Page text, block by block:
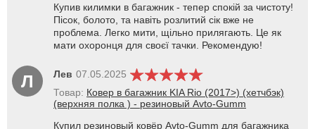
Купив килимки в багажник - тепер спокій за чистоту!
Пісок, болото, та навіть розлитий сік вже не
проблема. Легко мити, щільно прилягають. Це як
мати охоронця для своєї тачки. Рекомендую!
Л Лев 07.05.2025
Товар: Ковер в багажник KIA Rio (2017>) (хетчбэк)
(верхняя полка ) - резиновый Avto-Gumm
Купил резиновый ковёр Avto-Gumm для багажника